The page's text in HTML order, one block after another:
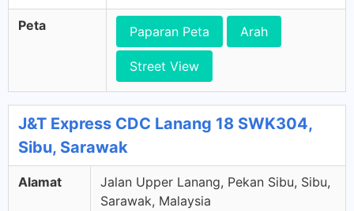
Peta Paparan Peta Arah
Street View
J&T Express CDC Lanang 18 SWK304,
Sibu, Sarawak
Alamat
Jalan Upper Lanang, Pekan Sibu, Sibu,
Sarawak, Malaysia